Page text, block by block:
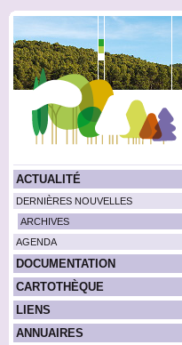
ACTUALITÉ
DERNIÈRES NOUVELLES
ARCHIVES
AGENDA
DOCUMENTATION
CARTOTHÈQUE
LIENS
ANNUAIRES